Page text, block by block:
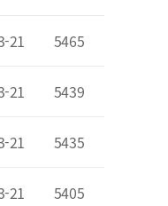
21 5465
21 5439
21 5435
21 5405